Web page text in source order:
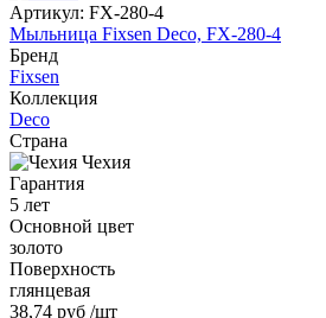
Артикул: FX-280-4
Мыльница Fixsen Deco, FX-280-4
Бренд
Fixsen
Коллекция
Deco
Страна
Чехия
Гарантия
5 лет
Основной цвет
золото
Поверхность
глянцевая
38,74 руб /шт